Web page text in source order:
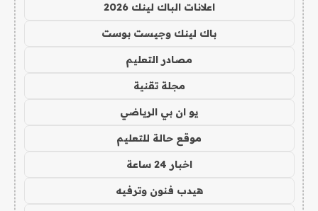
اعلانات الباك لينك 2026
باك لينك وجيست بوست
مصادر التعليم
مجلة تقنية
يو ان بي الرياضي
موقع حالة للتعليم
اخبار 24 ساعة
هيدب فنون وترفيه